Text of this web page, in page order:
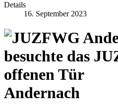
Details
16. September 2023
FWG
besuchte das
offenen Tür
Andernach